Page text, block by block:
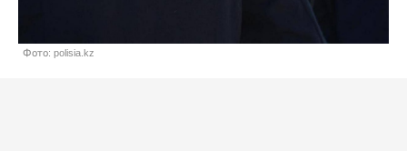
Фото: polisia.kz